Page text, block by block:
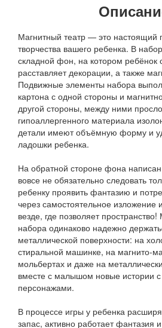
Магнитный театр — это настоящий
творчества вашего ребенка. В
складной фон, на котором ребёнок
расставляет декорации, а также
Подвижные элементы набора
картона с одной стороны и
другой стороны, между ними
гипоаллергенного материала
детали имеют объёмную форму и
ладошки ребенка.
На обратной стороне фона написан
вовсе не обязательно следовать
ребенку проявить фантазию и
через самостоятельное изложение
везде, где позволяет
набора одинаково надежно
металлической поверхности: на
стиральной машинке, на магнито-
мольбертах и даже на
вместе с малышом новые истории
персонажами.
В процессе игры у ребенка
запас, активно работает фантазия